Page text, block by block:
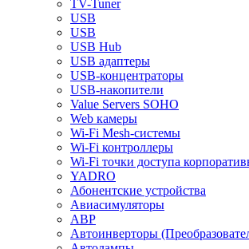
TV-Tuner
USB
USB
USB Hub
USB адаптеры
USB-концентраторы
USB-накопители
Value Servers SOHO
Web камеры
Wi-Fi Mesh-системы
Wi-Fi контроллеры
Wi-Fi точки доступа
YADRO
Абонентские устройства
Авиасимуляторы
АВР
Автоинверторы